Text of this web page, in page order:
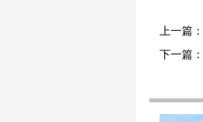
上一篇：
下一篇：